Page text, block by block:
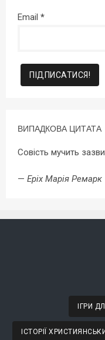
Email *
ВИПАДКОВА ЦИТАТА
Совість мучить
— Еріх Марія Ремарк
ІГРИ
ІСТОРІЇ